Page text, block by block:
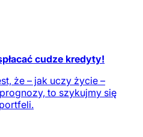
cudze kredyty!
że – jak uczy życie –
to szykujmy się